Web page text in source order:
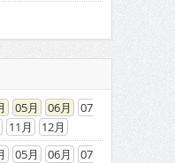
05 06
07
11
12
05 06
07